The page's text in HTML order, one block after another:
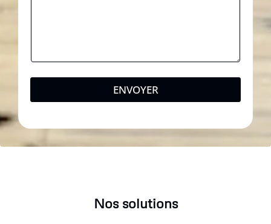
ENVOYER
Nos solutions